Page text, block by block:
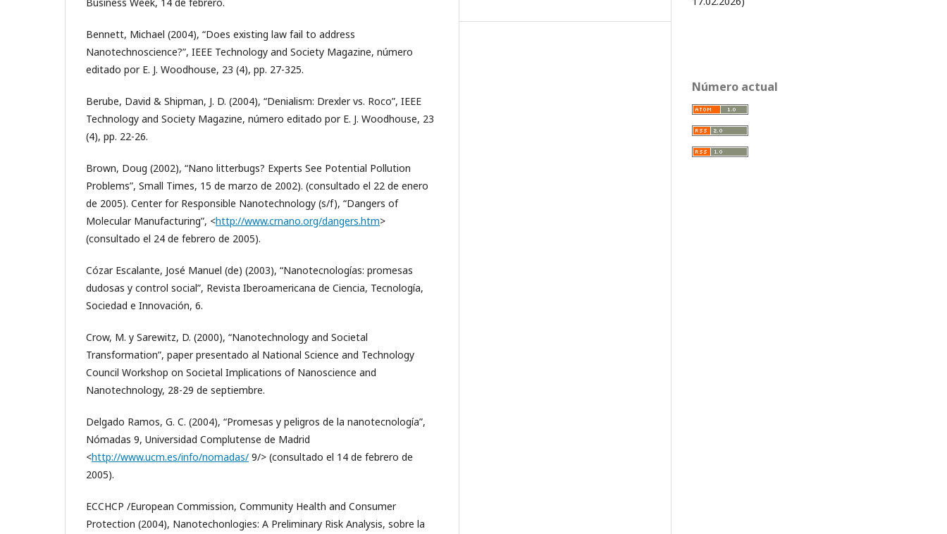
Bennett, Michael (2004), “Does existing law fail to address
Nanotechnoscience?”, IEEE Technology and Society Magazine, número
editado por E. J. Woodhouse, 23 (4), pp. 27-325.
Berube, David & Shipman, J. D. (2004), “Denialism: Drexler vs. Roco”, IEEE
Technology and Society Magazine, número editado por E. J. Woodhouse, 23
(4), pp. 22-26.
Brown, Doug (2002), “Nano litterbugs? Experts See Potential Pollution
Problems”, Small Times, 15 de marzo de 2002). (consultado el 22 de enero
de 2005). Center for Responsible Nanotechnology (s/f), “Dangers of
Molecular Manufacturing”, <http://www.crnano.org/dangers.htm>
(consultado el 24 de febrero de 2005).
Cózar Escalante, José Manuel (de) (2003), “Nanotecnologías: promesas
dudosas y control social”, Revista Iberoamericana de Ciencia, Tecnología,
Sociedad e Innovación, 6.
Crow, M. y Sarewitz, D. (2000), “Nanotechnology and Societal
Transformation”, paper presentado al National Science and Technology
Council Workshop on Societal Implications of Nanoscience and
Nanotechnology, 28-29 de septiembre.
Delgado Ramos, G. C. (2004), “Promesas y peligros de la nanotecnología”,
Nómadas 9, Universidad Complutense de Madrid
<http://www.ucm.es/info/nomadas/ 9/> (consultado el 14 de febrero de
2005).
ECCHCP /European Commission, Community Health and Consumer
Protection (2004), Nanotechonlogies: A Preliminary Risk Analysis, sobre la
Número actual